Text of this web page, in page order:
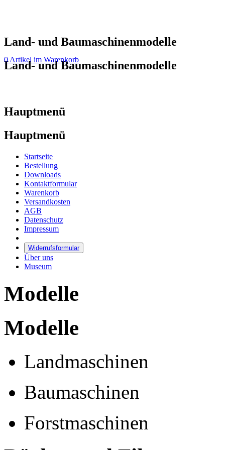
Land- und Baumaschinenmodelle
Land- und Baumaschinenmodelle
0 Artikel im Warenkorb
Hauptmenü
Hauptmenü
Startseite
Bestellung
Downloads
Kontaktformular
Warenkorb
Versandkosten
AGB
Datenschutz
Impressum
Widerrufsformular
Über uns
Museum
Modelle
Modelle
Landmaschinen
Baumaschinen
Forstmaschinen